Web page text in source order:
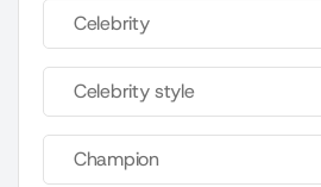
Celebrity
Celebrity style
Champion